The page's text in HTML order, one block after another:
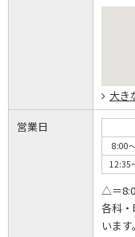
大き
営業日
8:00
12:35
△＝
各科
います。